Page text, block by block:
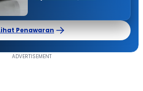
Penawaran